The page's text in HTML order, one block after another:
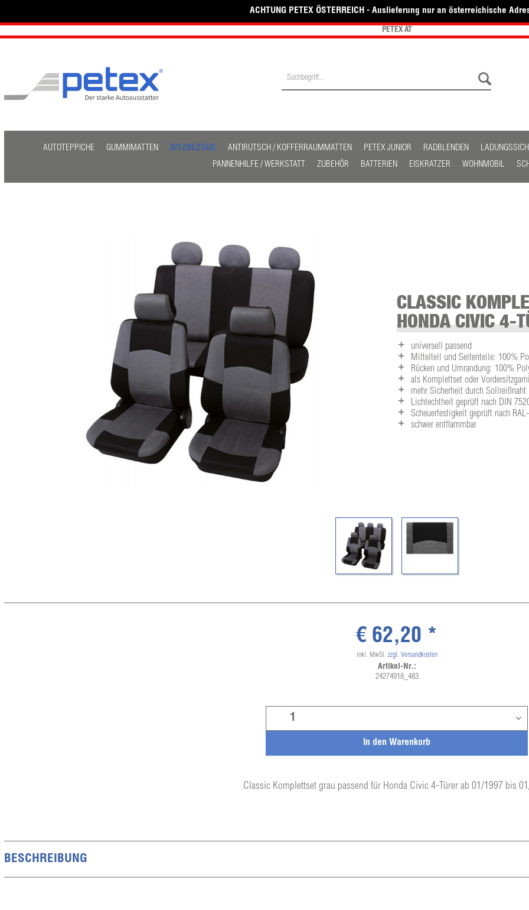
ACHTUNG PETEX ÖSTERREICH - Auslieferung nur an österreichische
PETEX AT
AUTOTEPPICHE GUMMIMATTEN SITZBEZÜGE ANTIRUTSCH / KOFFERRAUMMATTEN PETEX JUNIOR RADBLENDEN
PANNENHILFE / WERKSTATT
ZUBEHÖR BATTERIEN EISKRATZER WOHNMOBIL
CLASSIC
HONDA CIVIC
universell passend
Mittelteil und Seitenteile: 100%
Rücken und Umrandung: 100%
als Komplettset oder
mehr Sicherheit durch Sollreißnaht
Lichtechtheit geprüft nach DIN
Scheuerfestigkeit geprüft nach
schwer entflammbar
Classic Komplettset grau passend für Honda Civic 4-Türer ab 01/1997 bis
In den Warenkorb
€ 62,20 *
inkl. MwSt. zzgl. Versandkosten
Artikel-Nr.:
24274918_483
BESCHREIBUNG